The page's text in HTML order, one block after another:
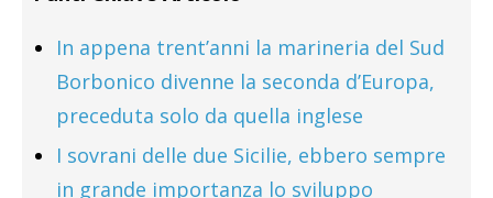
In appena trent’anni la marineria del Sud
Borbonico divenne la seconda d’Europa,
preceduta solo da quella inglese
I sovrani delle due Sicilie, ebbero sempre
in grande importanza lo sviluppo